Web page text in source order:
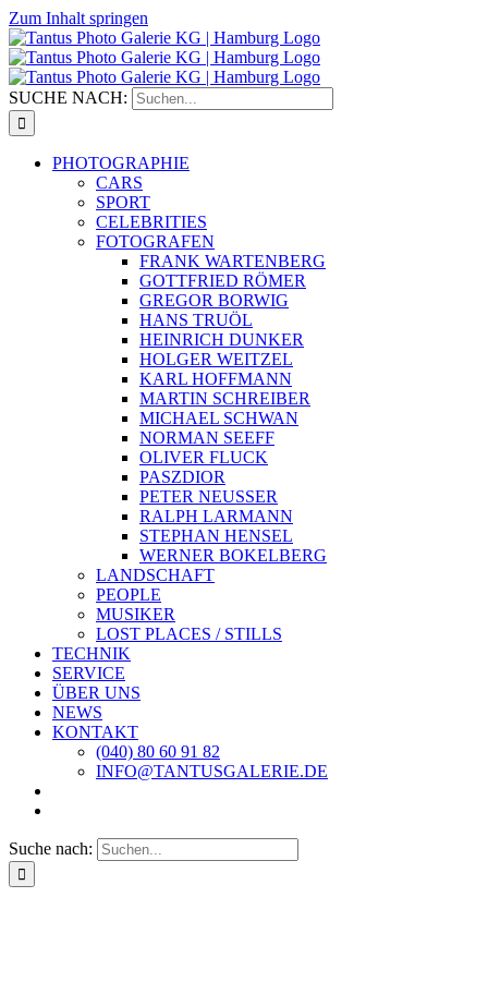
Zum Inhalt springen
SUCHE NACH:
PHOTOGRAPHIE
CARS
SPORT
CELEBRITIES
FOTOGRAFEN
FRANK WARTENBERG
GOTTFRIED RÖMER
GREGOR BORWIG
HANS TRUÖL
HEINRICH DUNKER
HOLGER WEITZEL
KARL HOFFMANN
MARTIN SCHREIBER
MICHAEL SCHWAN
NORMAN SEEFF
OLIVER FLUCK
PASZDIOR
PETER NEUSSER
RALPH LARMANN
STEPHAN HENSEL
WERNER BOKELBERG
LANDSCHAFT
PEOPLE
MUSIKER
LOST PLACES / STILLS
TECHNIK
SERVICE
ÜBER UNS
NEWS
KONTAKT
(040) 80 60 91 82
INFO@TANTUSGALERIE.DE
Suche nach: